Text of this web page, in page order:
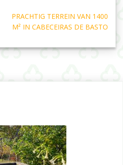
PRACHTIG TERREIN VAN 1400
M² IN CABECEIRAS DE BASTO